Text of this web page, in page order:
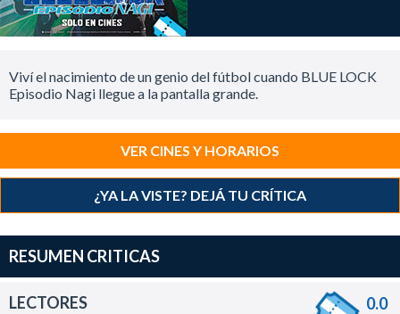
Viví el nacimiento de un genio del fútbol cuando BLUE LOCK
Episodio Nagi llegue a la pantalla grande.
VER CINES Y HORARIOS
¿YA LA VISTE? DEJÁ TU CRÍTICA
RESUMEN CRITICAS
LECTORES 0.0